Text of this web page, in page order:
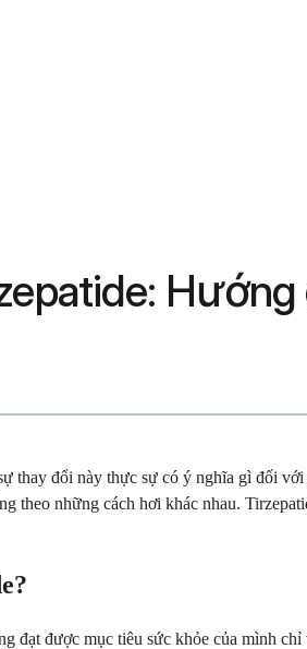
thay đổi này thực sự có ý nghĩa gì đối
theo những cách hơi khác nhau.
đạt được mục tiêu sức khỏe của mình